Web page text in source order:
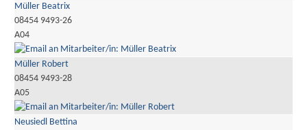
Müller Beatrix
08454 9493-26
A04
Müller Robert
08454 9493-28
A05
Neusiedl Bettina